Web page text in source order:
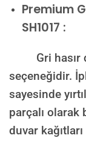
Premium
SH1017 :
Gri hasır
seçeneğidir.
sayesinde
parçalı olarak
duvar